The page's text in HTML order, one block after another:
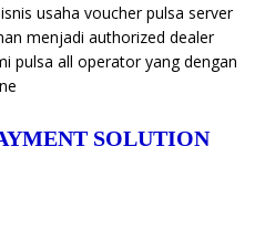
usaha voucher pulsa server
menjadi authorized dealer
pulsa all operator yang dengan
SOLUTION